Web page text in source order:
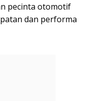
pecinta otomotif
dan performa